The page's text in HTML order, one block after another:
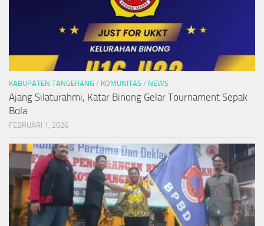
KABUPATEN TANGERANG / KOMUNITAS / NEWS
Ajang Silaturahmi, Katar Binong Gelar Tournament Sepak
Bola
FEBRUARI 1, 2026